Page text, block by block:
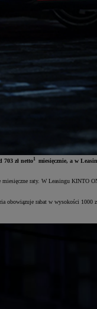
zł netto miesięcznie, a w
raty. W Leasingu KINTO
obowiązuje rabat w wysokości 1000